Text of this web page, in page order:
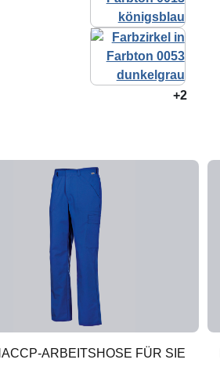
+2
ARBEITSHOSE FÜR SIE